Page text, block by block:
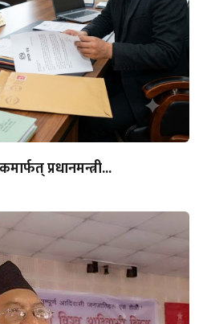
प्रधानमन्त्री...